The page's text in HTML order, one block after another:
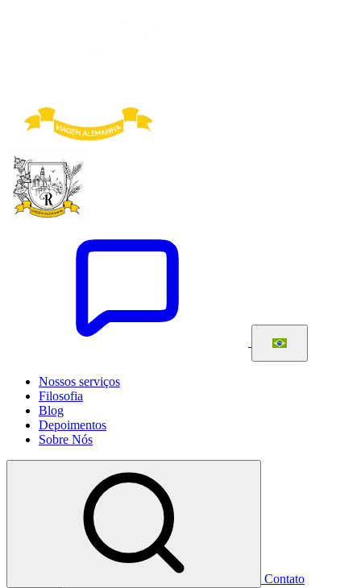
Nossos serviços
Filosofia
Blog
Depoimentos
Sobre Nós
Contato